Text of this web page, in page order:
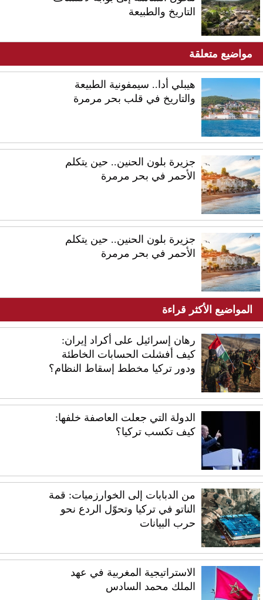
التاريخ والطبيعة
مواضيع متعلقة
هيبلي أدا.. سيمفونية الطبيعة
والتاريخ في قلب بحر مرمرة
جزيرة بلون الحنين.. حين يتكلم
الأحمر في بحر مرمرة
جزيرة بلون الحنين.. حين يتكلم
الأحمر في بحر مرمرة
المواضيع الأكثر قراءة
رهان إسرائيل على أكراد إيران:
كيف أفشلت الحسابات الخاطئة
ودور تركيا مخطط إسقاط النظام؟
الدولة التي جعلت العاصفة خلفها:
كيف تكسب تركيا؟
من الدبابات إلى الخوارزميات: قمة
الناتو في تركيا وتحوّل الردع نحو
حرب البيانات
الاستراتيجية المغربية في عهد
الملك محمد السادس